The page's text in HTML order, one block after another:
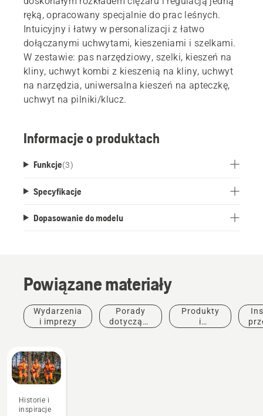
ręką, opracowany specjalnie do prac leśnych.
Intuicyjny i łatwy w personalizacji z łatwo
dołączanymi uchwytami, kieszeniami i szelkami.
W zestawie: pas narzędziowy, szelki, kieszeń na
kliny, uchwyt kombi z kieszenią na kliny, uchwyt
na narzędzia, uniwersalna kieszeń na apteczkę,
uchwyt na pilniki/klucz.
Informacje o produktach
Funkcje(3)
Specyfikacje
Dopasowanie do modelu
Powiązane materiały
Wydarzenia
i imprezy
Porady
dotyczące
Produkty
i
Historie i
inspiracje